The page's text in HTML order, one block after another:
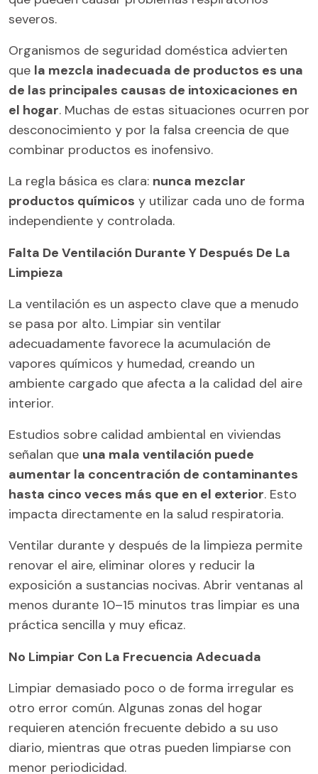
severos.
Organismos de seguridad doméstica advierten
que la mezcla inadecuada de productos es una
de las principales causas de intoxicaciones en
el hogar. Muchas de estas situaciones ocurren por
desconocimiento y por la falsa creencia de que
combinar productos es inofensivo.
La regla básica es clara: nunca mezclar
productos químicos y utilizar cada uno de forma
independiente y controlada.
Falta De Ventilación Durante Y Después De La
Limpieza
La ventilación es un aspecto clave que a menudo
se pasa por alto. Limpiar sin ventilar
adecuadamente favorece la acumulación de
vapores químicos y humedad, creando un
ambiente cargado que afecta a la calidad del aire
interior.
Estudios sobre calidad ambiental en viviendas
señalan que una mala ventilación puede
aumentar la concentración de contaminantes
hasta cinco veces más que en el exterior. Esto
impacta directamente en la salud respiratoria.
Ventilar durante y después de la limpieza permite
renovar el aire, eliminar olores y reducir la
exposición a sustancias nocivas. Abrir ventanas al
menos durante 10–15 minutos tras limpiar es una
práctica sencilla y muy eficaz.
No Limpiar Con La Frecuencia Adecuada
Limpiar demasiado poco o de forma irregular es
otro error común. Algunas zonas del hogar
requieren atención frecuente debido a su uso
diario, mientras que otras pueden limpiarse con
menor periodicidad.